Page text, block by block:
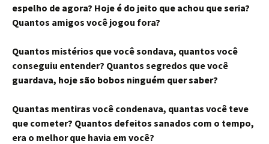
espelho de agora? Hoje é do jeito que achou que seria?
Quantos amigos você jogou fora?
Quantos mistérios que você sondava, quantos você
conseguiu entender? Quantos segredos que você
guardava, hoje são bobos ninguém quer saber?
Quantas mentiras você condenava, quantas você teve
que cometer? Quantos defeitos sanados com o tempo,
era o melhor que havia em você?